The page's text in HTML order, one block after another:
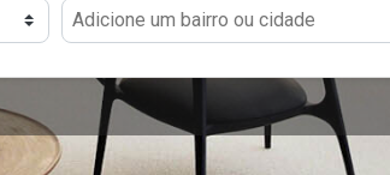
Adicione um bairro ou cidade